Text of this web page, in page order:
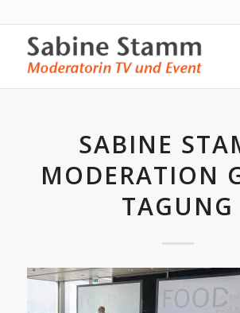
SABINE
MODERATION
TAGUNG